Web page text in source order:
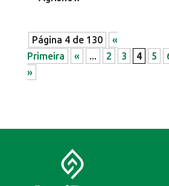
Página 4 de 130
«
Primeira
« ... 2 3 4 5
»